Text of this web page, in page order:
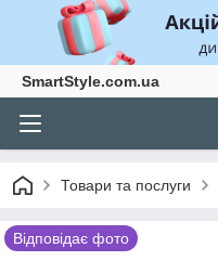
SmartStyle.com.ua
Товари та послуги
Відповідає фото